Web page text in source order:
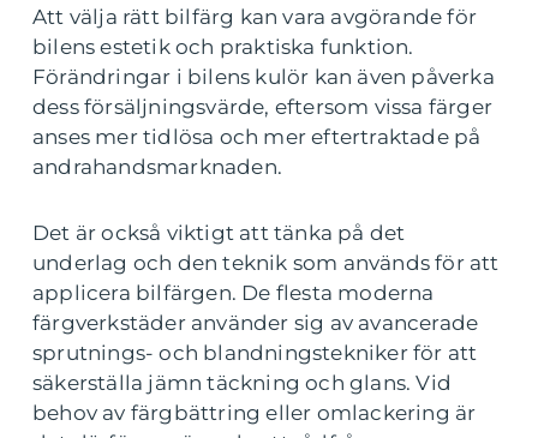
Att välja rätt bilfärg kan vara avgörande för
bilens estetik och praktiska funktion.
Förändringar i bilens kulör kan även påverka
dess försäljningsvärde, eftersom vissa färger
anses mer tidlösa och mer eftertraktade på
andrahandsmarknaden.
Det är också viktigt att tänka på det
underlag och den teknik som används för att
applicera bilfärgen. De flesta moderna
färgverkstäder använder sig av avancerade
sprutnings- och blandningstekniker för att
säkerställa jämn täckning och glans. Vid
behov av färgbättring eller omlackering är